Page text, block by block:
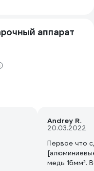
аппарат
Andrey R.
20.03.2022
Первое что
медь 16мм².